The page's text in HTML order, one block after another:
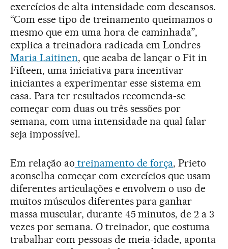
exercícios de alta intensidade com descansos.
“Com esse tipo de treinamento queimamos o
mesmo que em uma hora de caminhada”,
explica a treinadora radicada em Londres
Maria Laitinen, que acaba de lançar o Fit in
Fifteen, uma iniciativa para incentivar
iniciantes a experimentar esse sistema em
casa. Para ter resultados recomenda-se
começar com duas ou três sessões por
semana, com uma intensidade na qual falar
seja impossível.
Em relação ao treinamento de força, Prieto
aconselha começar com exercícios que usam
diferentes articulações e envolvem o uso de
muitos músculos diferentes para ganhar
massa muscular, durante 45 minutos, de 2 a 3
vezes por semana. O treinador, que costuma
trabalhar com pessoas de meia-idade, aponta